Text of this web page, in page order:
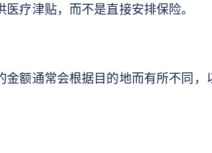
疗津贴，而不是直接安排保险。
额通常会根据目的地而有所不同，